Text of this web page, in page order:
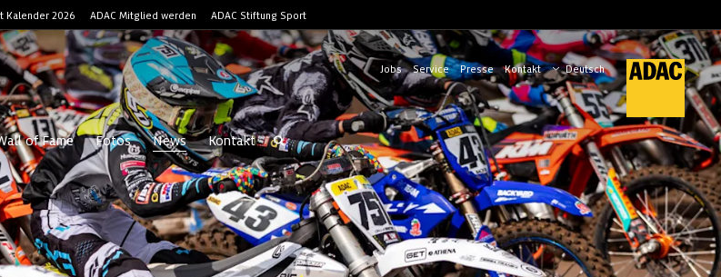
Kalender 2026 ADAC Mitglied werden ADAC Stiftung Sport
Jobs Service Presse Kontakt
of Fame Fotos News Kontakt